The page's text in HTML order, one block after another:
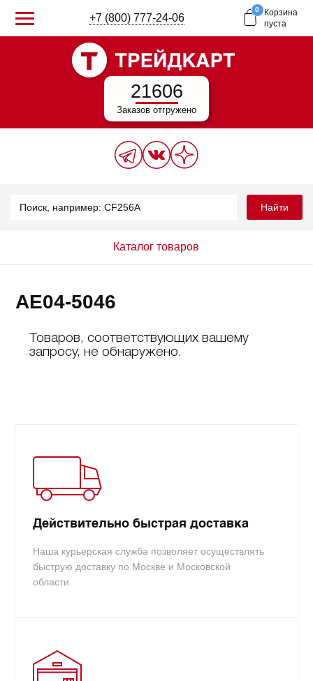
+7 (800) 777-24-06
0
Корзина
пуста
21606
Заказов отгружено
Найти
Каталог товаров
AE04-5046
Товаров, соответствующих вашему
запросу, не обнаружено.
Действительно быстрая доставка
Наша курьерская служба позволяет осуществлять
быструю доставку по Москве и Московской
области.